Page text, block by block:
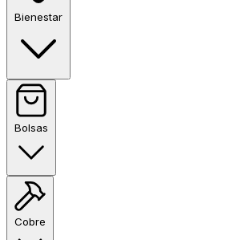
Bienestar
Bolsas
Cobre